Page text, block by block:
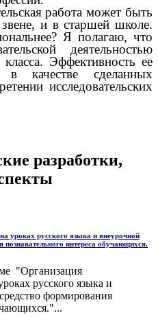
работа может быть
и в старшей школе.
Я полагаю, что
деятельностью
Эффективность ее
качестве сделанных
исследовательских
разработки,
уроках русского языка и внеурочной
познавательного интереса обучающихся.
"Организация
русского языка и
формирования